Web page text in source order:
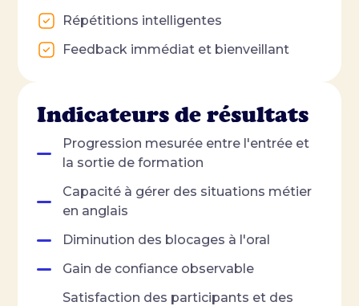
Répétitions intelligentes
Feedback immédiat et bienveillant
Indicateurs de résultats
Progression mesurée entre l'entrée et
la sortie de formation
Capacité à gérer des situations métier
en anglais
Diminution des blocages à l'oral
Gain de confiance observable
Satisfaction des participants et des